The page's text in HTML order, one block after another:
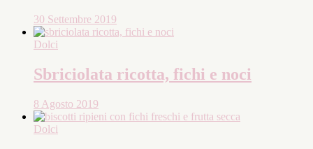
30 Settembre 2019
Dolci
Sbriciolata ricotta, fichi e noci
8 Agosto 2019
Dolci